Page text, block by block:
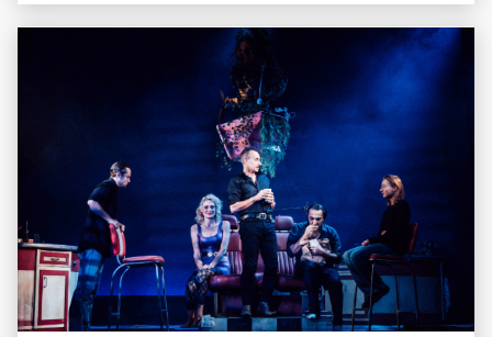
Plus d'information sur l'évènement Killer Joe